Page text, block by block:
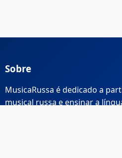
Sobre
MusicaRussa é dedicado a
musical russa e ensinar a